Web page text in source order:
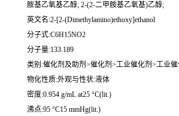
胺基乙氧基乙醇; 2-(2-二甲胺基乙氧基)乙醇;
英文名:2-[2-(Dimethylamino)ethoxy]ethanol
分子式:C6H15NO2
分子量:133.189
类别:催化剂及助剂>催化剂>工业催化剂>工业催
物化性质:外观与性状:液体
密度:0.954 g/mL at25 °C(lit.)
沸点:95 °C15 mmHg(lit.)